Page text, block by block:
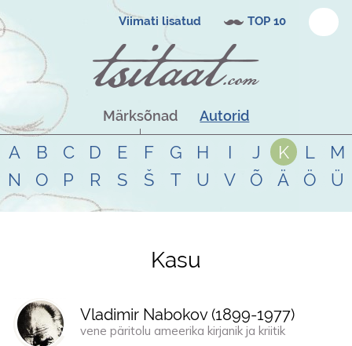
Viimati lisatud TOP 10
Märksõnad Autorid
A B C D E F G H I J K L
M
N
O P R S Š T U V Õ Ä Ö Ü
Tsitaadid teemalkasu
Kasu
Vladimir Nabokov (1899-1977)
vene päritolu ameerika kirjanik ja kriitik